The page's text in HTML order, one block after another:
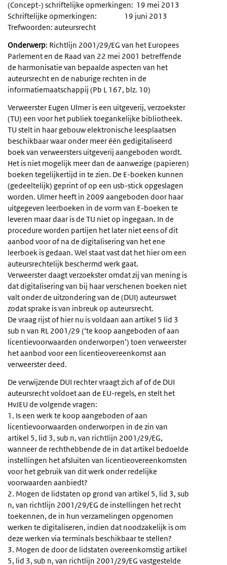
(Concept-) schriftelijke opmerkingen: 19 mei 2013
Schriftelijke opmerkingen: 19 juni 2013
Trefwoorden: auteursrecht
Onderwerp: Richtlijn 2001/29/EG van het Europees
Parlement en de Raad van 22 mei 2001 betreffende
de harmonisatie van bepaalde aspecten van het
auteursrecht en de naburige rechten in de
informatiemaatschappij (Pb L 167, blz. 10)
Verweerster Eugen Ulmer is een uitgeverij, verzoekster
(TU) een voor het publiek toegankelijke bibliotheek.
TU stelt in haar gebouw elektronische leesplaatsen
beschikbaar waar onder meer één gedigitaliseerd
boek van verweersters uitgeverij aangeboden wordt.
Het is niet mogelijk meer dan de aanwezige (papieren)
boeken tegelijkertijd in te zien. De E-boeken kunnen
(gedeeltelijk) geprint of op een usb-stick opgeslagen
worden. Ulmer heeft in 2009 aangeboden door haar
uitgegeven leerboeken in de vorm van E-boeken te
leveren maar daar is de TU niet op ingegaan. In de
procedure worden partijen het later niet eens of dit
aanbod voor of na de digitalisering van het ene
leerboek is gedaan. Wel staat vast dat het hier om een
auteursrechtelijk beschermd werk gaat.
Verweerster daagt verzoekster omdat zij van mening is
dat digitalisering van bij haar verschenen boeken niet
valt onder de uitzondering van de (DUI) auteurswet
zodat sprake is van inbreuk op auteursrecht.
De vraag rijst of hier nu is voldaan aan artikel 5 lid 3
sub n van RL 2001/29 (‘te koop aangeboden of aan
licentievoorwaarden onderworpen’) toen verweerster
het aanbod voor een licentieovereenkomst aan
verweerster deed.
De verwijzende DUI rechter vraagt zich af of de DUI
auteursrecht voldoet aan de EU-regels, en stelt het
HvJEU de volgende vragen:
1. Is een werk te koop aangeboden of aan
licentievoorwaarden onderworpen in de zin van
artikel 5, lid 3, sub n, van richtlijn 2001/29/EG,
wanneer de rechthebbende de in dat artikel bedoelde
instellingen het afsluiten van licentieovereenkomsten
voor het gebruik van dit werk onder redelijke
voorwaarden aanbiedt?
2. Mogen de lidstaten op grond van artikel 5, lid 3, sub
n, van richtlijn 2001/29/EG de instellingen het recht
toekennen, de in hun verzamelingen opgenomen
werken te digitaliseren, indien dat noodzakelijk is om
deze werken via terminals beschikbaar te stellen?
3. Mogen de door de lidstaten overeenkomstig artikel
5, lid 3, sub n, van richtlijn 2001/29/EG vastgestelde